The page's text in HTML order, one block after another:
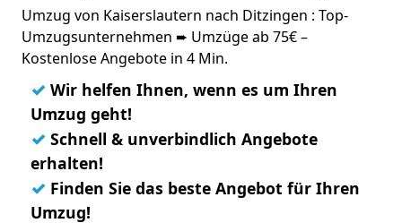
Umzug von Kaiserslautern nach Ditzingen : Top-
Umzugsunternehmen ➨ Umzüge ab 75€ –
Kostenlose Angebote in 4 Min.
✓ Wir helfen Ihnen, wenn es um Ihren
Umzug geht!
✓ Schnell & unverbindlich Angebote
erhalten!
✓ Finden Sie das beste Angebot für Ihren
Umzug!